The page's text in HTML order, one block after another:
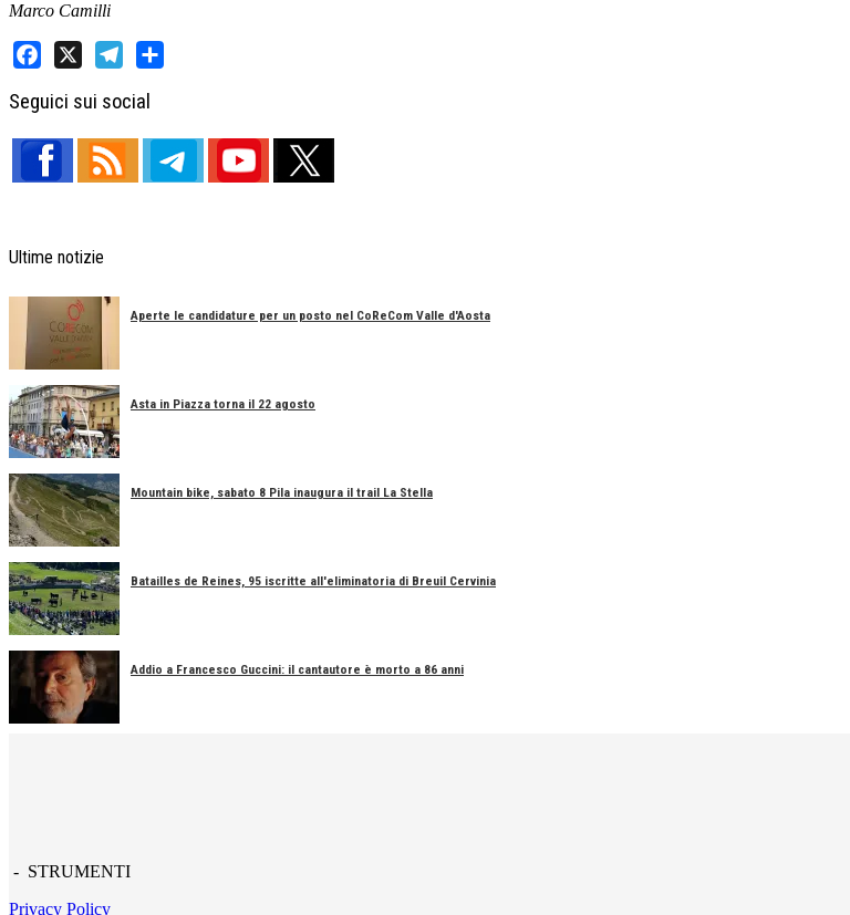
Marco Camilli
Seguici sui social
Ultime notizie
Aperte le candidature per un posto nel CoReCom Valle d'Aosta
Asta in Piazza torna il 22 agosto
Mountain bike, sabato 8 Pila inaugura il trail La Stella
Batailles de Reines, 95 iscritte all'eliminatoria di Breuil Cervinia
Addio a Francesco Guccini: il cantautore è morto a 86 anni
- STRUMENTI
Privacy Policy